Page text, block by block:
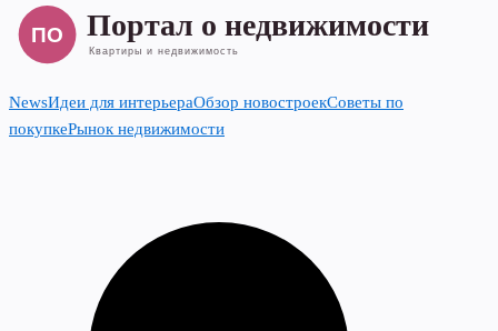
content
NewsИдеи для интерьераОбзор новостроекСоветы по
покупкеРынок недвижимости